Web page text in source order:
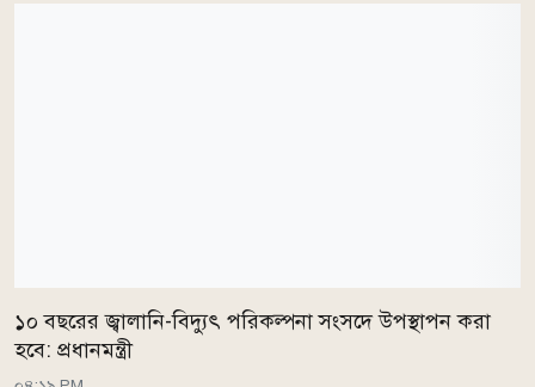
১০ বছরের জ্বালানি-বিদ্যুৎ পরিকল্পনা সংসদে উপস্থাপন করা
হবে: প্রধানমন্ত্রী